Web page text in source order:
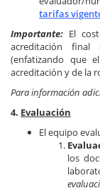
tarifas
Importante: El
acreditación
(enfatizando que
acreditación y de la
Para información
4. Evaluación
El equipo
los